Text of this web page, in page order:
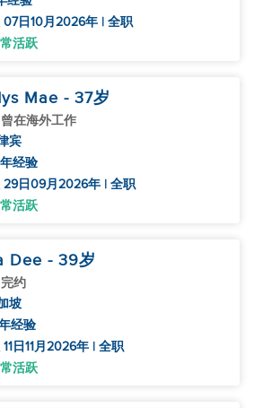
07日10月2026年 | 全职
活跃
Mae - 37岁
在海外工作
宾
经验
29日09月2026年 | 全职
活跃
Dee - 39岁
约
坡
经验
11日11月2026年 | 全职
活跃